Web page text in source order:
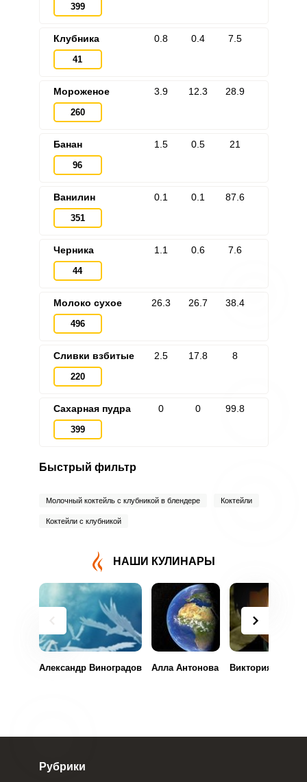
399
Клубника
41
0.8 0.4 7.5
Мороженое
260
3.9 12.3 28.9
Банан
96
1.5 0.5 21
Ванилин
351
0.1 0.1 87.6
Черника
44
1.1 0.6 7.6
Молоко сухое
496
26.3 26.7 38.4
Сливки взбитые
220
2.5 17.8 8
Сахарная пудра
399
0 0 99.8
Быстрый фильтр
Молочный коктейль с клубникой в блендере Коктейли
Коктейли с клубникой
НАШИ КУЛИНАРЫ
Александр Виноградов Алла Антонова Виктория
Рубрики
ВХОД НА САЙТ РЕГИСТРАЦИЯ
Войдите